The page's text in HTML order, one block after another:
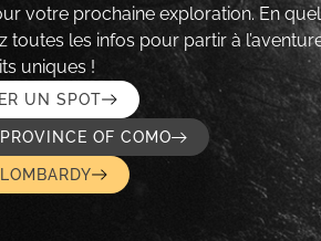
votre prochaine exploration. En
toutes les infos pour partir à
uniques !
UN SPOT
OF COMO